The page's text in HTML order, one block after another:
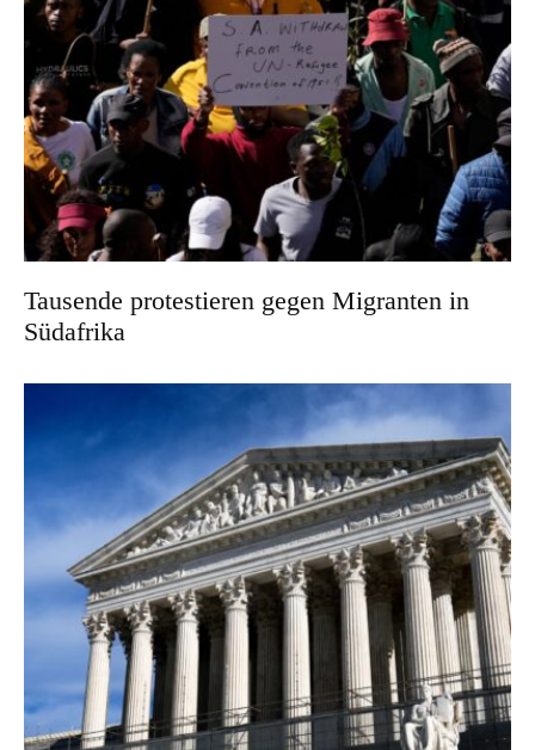
Tausende protestieren gegen Migranten in
Südafrika